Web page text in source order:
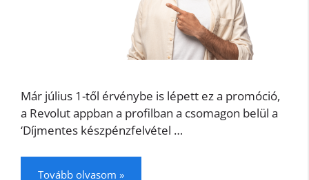
Már július 1-től érvénybe is lépett ez a promóció,
a Revolut appban a profilban a csomagon belül a
‘Díjmentes készpénzfelvétel …
Tovább olvasom »